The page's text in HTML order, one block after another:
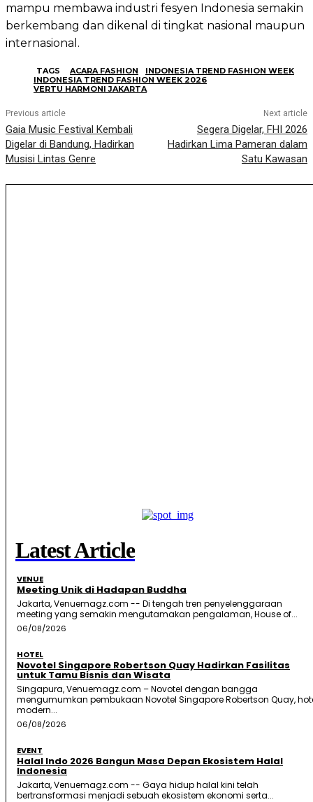
mampu membawa industri fesyen Indonesia semakin
berkembang dan dikenal di tingkat nasional maupun
internasional.
TAGS ACARA FASHION
INDONESIA TREND FASHION WEEK
INDONESIA TREND FASHION WEEK 2026
VERTU HARMONI JAKARTA
Previous article
Gaia Music Festival Kembali
Digelar di Bandung, Hadirkan
Musisi Lintas Genre
Next article
Segera Digelar, FHI 2026
Hadirkan Lima Pameran dalam
Satu Kawasan
Latest Article
VENUE
Meeting Unik di Hadapan Buddha
Jakarta, Venuemagz.com -- Di tengah tren penyelenggaraan
meeting yang semakin mengutamakan pengalaman, House of...
06/08/2026
HOTEL
Novotel Singapore Robertson Quay Hadirkan Fasilitas
untuk Tamu Bisnis dan Wisata
Singapura, Venuemagz.com – Novotel dengan bangga
mengumumkan pembukaan Novotel Singapore Robertson Quay,
modern...
06/08/2026
EVENT
Halal Indo 2026 Bangun Masa Depan Ekosistem Halal
Indonesia
Jakarta, Venuemagz.com -- Gaya hidup halal kini telah
bertransformasi menjadi sebuah ekosistem ekonomi serta...